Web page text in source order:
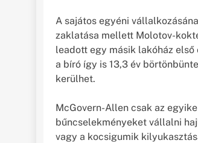
A sajátos egyéni
zaklatása mellett Molotov-
leadott egy másik lakóház
a bíró így is 13,3 év
kerülhet.
McGovern-Allen csak az
bűncselekményeket vállalni
vagy a kocsigumik